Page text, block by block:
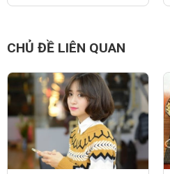
CHỦ ĐỀ LIÊN QUAN